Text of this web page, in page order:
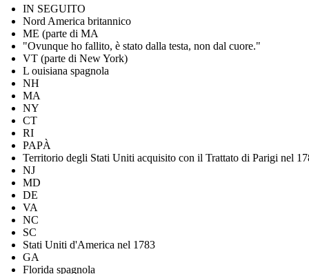
IN SEGUITO
Nord America britannico
ME (parte di MA
"Ovunque ho fallito, è stato dalla testa, non dal cuore."
VT (parte di New York)
L ouisiana spagnola
NH
MA
NY
CT
RI
PAPÀ
Territorio degli Stati Uniti acquisito con il Trattato di Parigi nel
NJ
MD
DE
VA
NC
SC
Stati Uniti d'America nel 1783
GA
Florida spagnola